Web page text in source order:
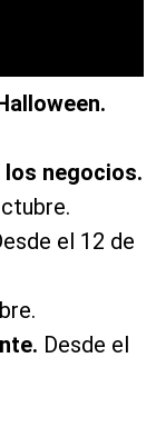
los negocios.
el 12 de
Desde el